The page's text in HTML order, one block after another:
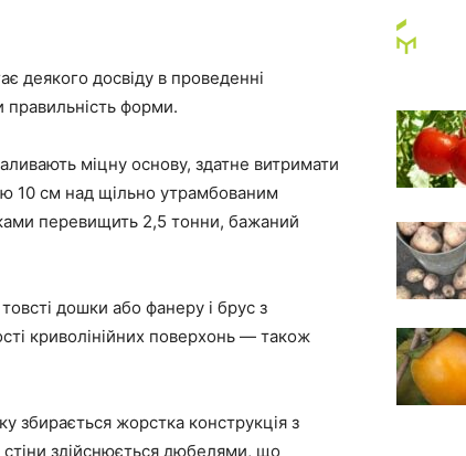
деякого досвіду в проведенні
правильність форми.
міцну основу, здатне витримати
10 см над щільно утрамбованим
перевищить 2,5 тонни, бажаний
дошки або фанеру і брус з
криволінійних поверхонь — також
збирається жорстка конструкція з
здійснюється дюбелями, що